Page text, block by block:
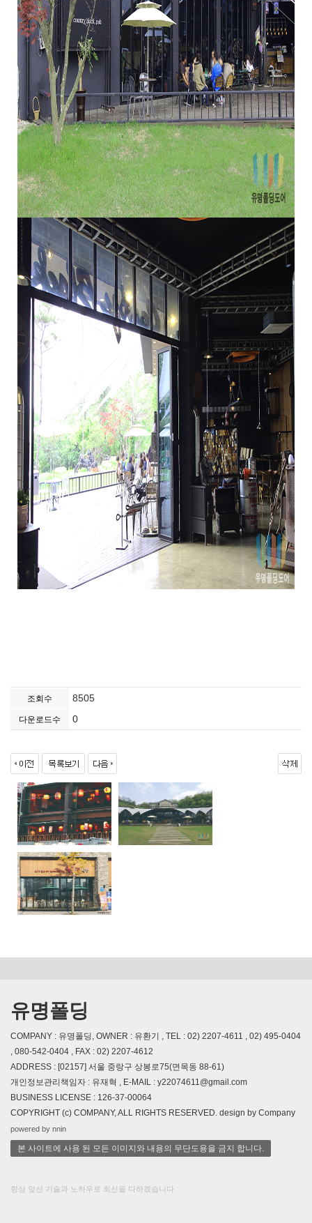
조회수 8505
다운로드수 0
유명폴딩
COMPANY : 유명폴딩, OWNER : 유환기 , TEL : 02) 2207-4611 , 02) 495-0404
, 080-542-0404 , FAX : 02) 2207-4612
ADDRESS : [02157] 서울 중랑구 상봉로75(면목동 88-61)
개인정보관리책임자 : 유재혁 , E-MAIL : y22074611@gmail.com
BUSINESS LICENSE : 126-37-00064
COPYRIGHT (c) COMPANY, ALL RIGHTS RESERVED. design by Company
powered by nnin
본 사이트에 사용 된 모든 이미지와 내용의 무단도용을 금지 합니다.
항상 앞선 기술과 노하우로 최선을 다하겠습니다